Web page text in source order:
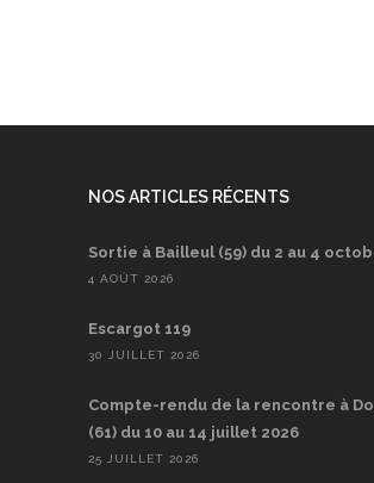
NOS ARTICLES RÉCENTS
Sortie à Bailleul (59) du 2 au 4
4 AOÛT 2026
Escargot 119
30 JUILLET 2026
Compte-rendu de la rencontre à
(61) du 10 au 14 juillet 2026
25 JUILLET 2026